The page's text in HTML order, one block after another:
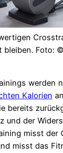
bleiben. Foto:
werden
Kalorien
bereits
und der
misst der
misst das